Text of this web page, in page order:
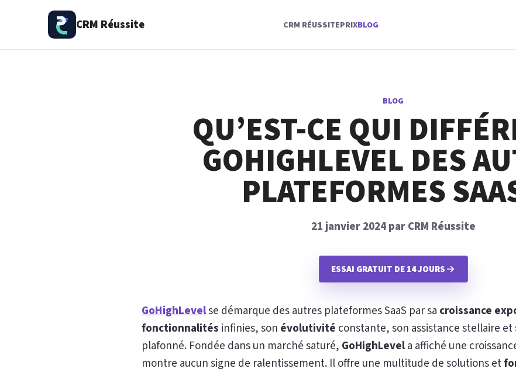
CRM Réussite CRM RÉUSSITEPRIXBLOG
BLOG
QU’EST-CE QUI
GOHIGHLEVEL DES
PLATEFORMES
21 janvier 2024 par CRM Réussite
ESSAI GRATUIT DE 14 JOURS
GoHighLevelse démarque des autres plateformes SaaS par sa croissance
fonctionnalités infinies, son évolutivité constante, son assistance stellaire
plafonné. Fondée dans un marché saturé, GoHighLevela affiché une
montre aucun signe de ralentissement. Il offre une multitude de solutions et